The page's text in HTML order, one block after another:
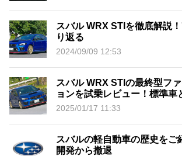
スバル WRX STIを徹底解説
り返る
2024/09/09 12:53
スバル WRX STIの最終型フ
ョンを試乗レビュー！標準車
2025/01/17 11:33
スバルの軽自動車の歴史をご
開発から撤退